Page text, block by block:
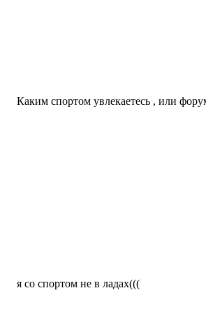
Каким спортом увлекаетесь , или
я со спортом не в ладах(((